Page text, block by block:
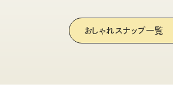
おしゃれスナップ一覧